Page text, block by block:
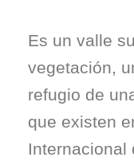
Es un valle
vegetación,
refugio de
que existen
Internacional